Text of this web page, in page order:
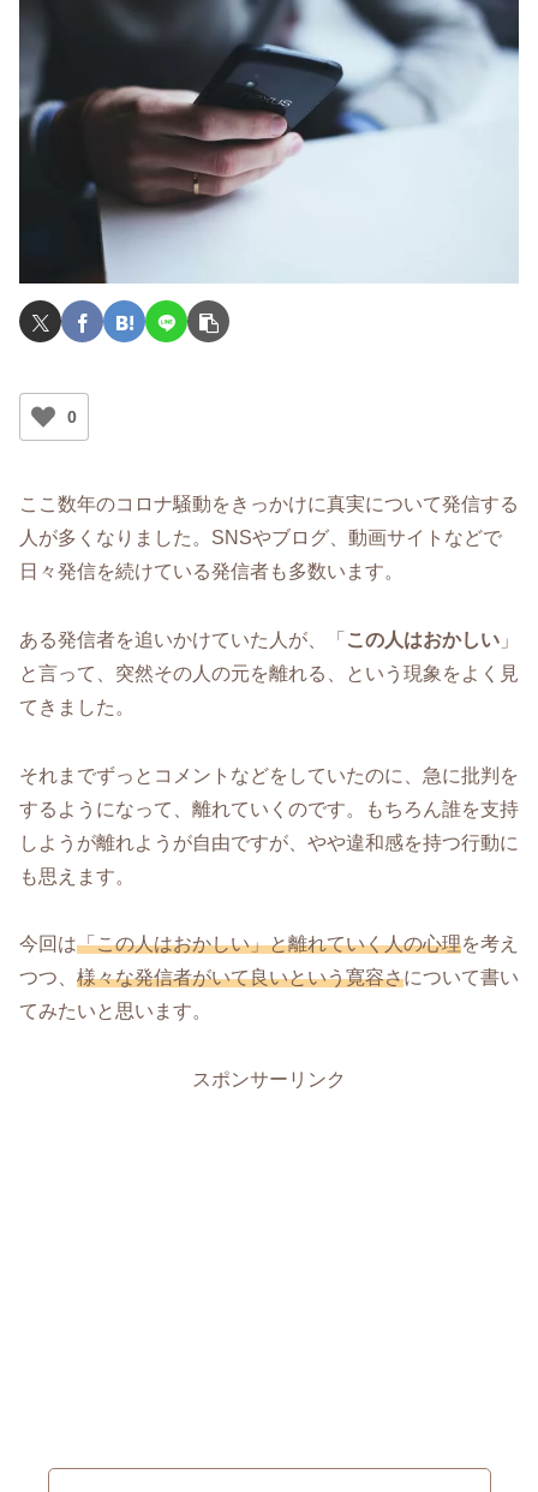
0
ここ数年のコロナ騒動をきっかけに真実について発信する
人が多くなりました。SNSやブログ、動画サイトなどで
日々発信を続けている発信者も多数います。
ある発信者を追いかけていた人が、「 この人はおかしい 」
と言って、突然その人の元を離れる、という現象をよく見
てきました。
それまでずっとコメントなどをしていたのに、急に批判を
するようになって、離れていくのです。もちろん誰を支持
しようが離れようが自由ですが、やや違和感を持つ行動に
も思えます。
今回は「この人はおかしい」と離れていく人の心理を考え
つつ、 様々な発信者がいて良いという寛容さについて書い
てみたいと思います。
スポンサーリンク